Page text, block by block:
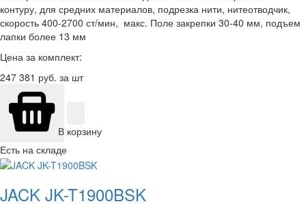
контуру, для средних материалов, подрезка нити, нитеотводчик,
скорость 400-2700 ст/мин, макс. Поле закрепки 30-40 мм, подъем
лапки более 13 мм
Цена за комплект:
247 381 руб. за шт
В корзину
Есть на складе
JACK JK-T1900BSK